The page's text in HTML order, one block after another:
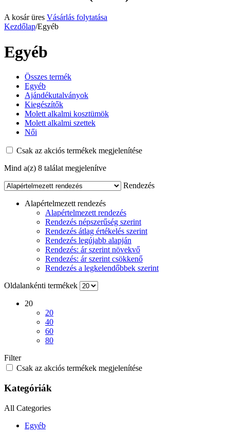
A kosár üres Vásárlás folytatása
Kezdőlap/Egyéb
Egyéb
Összes termék
Egyéb
Ajándékutalványok
Kiegészítők
Molett alkalmi kosztümök
Molett alkalmi szettek
Női
Csak az akciós termékek megjelenítése
Mind a(z) 8 találat megjelenítve
Rendezés
Alapértelmezett rendezés
Alapértelmezett rendezés
Rendezés népszerűség szerint
Rendezés átlag értékelés szerint
Rendezés legújabb alapján
Rendezés: ár szerint növekvő
Rendezés: ár szerint csökkenő
Rendezés a legkelendőbbek szerint
Oldalankénti termékek
20
20
40
60
80
Filter
Csak az akciós termékek megjelenítése
Kategóriák
All Categories
Egyéb